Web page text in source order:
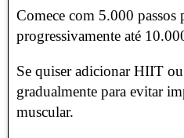
Comece com 5.000 passos
progressivamente até
Se quiser adicionar HIIT
gradualmente para evitar
muscular.